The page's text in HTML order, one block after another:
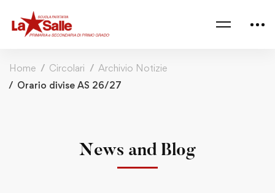
Home Circolari
Archivio Notizie
Orario divise AS 26/27
News and Blog